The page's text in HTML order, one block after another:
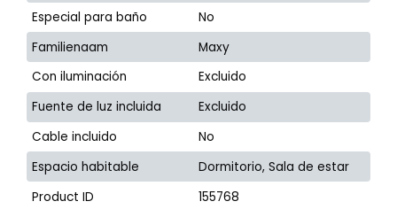
Especial para baño
No
Familienaam
Maxy
Con iluminación
Excluido
Fuente de luz incluida
Excluido
Cable incluido
No
Espacio habitable
Dormitorio, Sala de estar
Product ID
155768